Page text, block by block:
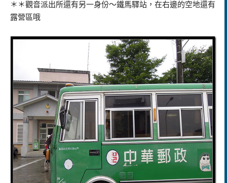
＊＊觀音派出所還有另一身份～鐵馬驛站，在右邊的空地還有
露營區哦